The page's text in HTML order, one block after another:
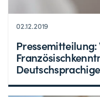
02.12.2019